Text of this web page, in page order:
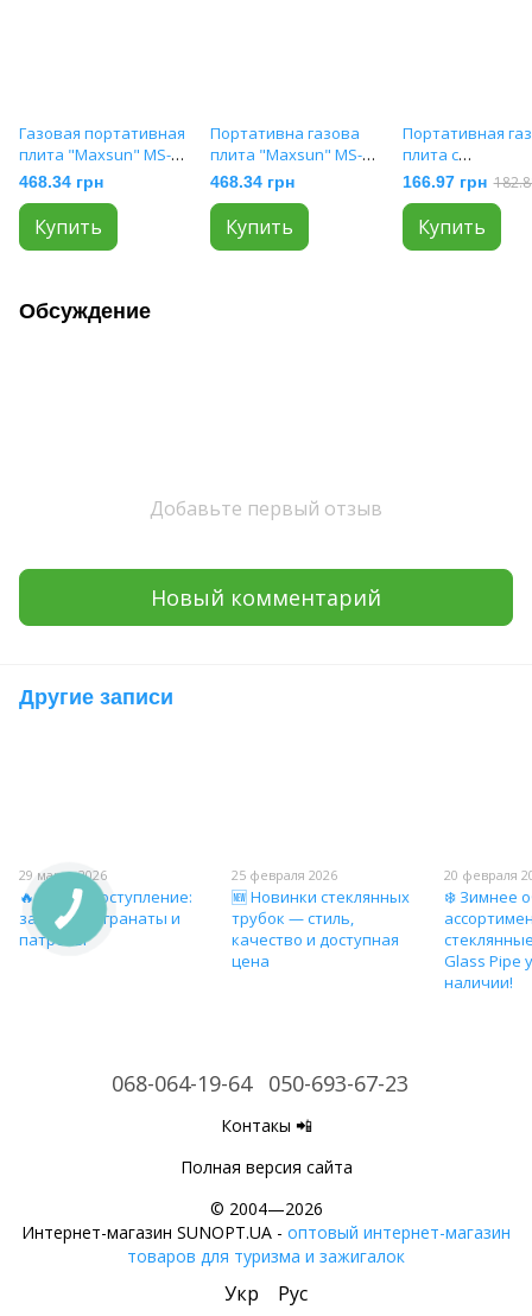
Газовая портативная
плита "Maxsun" MS-
2500LPG (Оригинал,
Корея) BRASS
468.34 грн
Купить
Портативна газова
плита "Maxsun" MS-
2500LPG (Оригінал,
Корея) Black
468.34 грн
Купить
Портативная
плита с
пьезоподжигом
Подсолнух k-203
203)
166.97 грн
Купить
Обсуждение
Добавьте первый отзыв
Новый комментарий
Другие записи
29 марта 2026
🔥 Новое поступление:
зажигалки-гранаты и
патроны
25 февраля 2026
🆕 Новинки стеклянных
трубок — стиль,
качество и доступная
цена
20 февраля
❄️ Зимнее
Glass Pipe
наличии!
068-064-19-64 050-693-67-23
Контакы 📲
Полная версия сайта
© 2004—2026
Интернет-магазин SUNOPT.UA - оптовый интернет-магазин
товаров для туризма и зажигалок
Укр Рус